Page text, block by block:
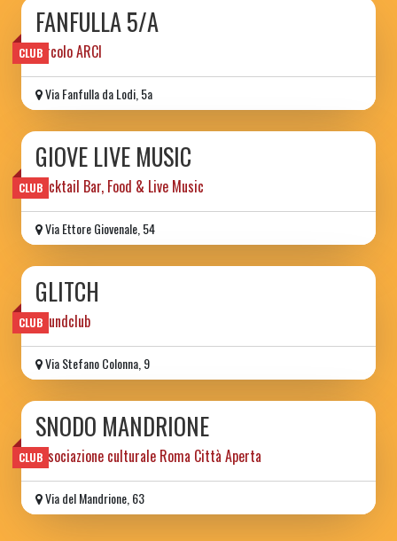
CLUB
FANFULLA 5/A
circolo ARCI
Via Fanfulla da Lodi, 5a
CLUB
GIOVE LIVE MUSIC
Cocktail Bar, Food & Live Music
Via Ettore Giovenale, 54
CLUB
GLITCH
Soundclub
Via Stefano Colonna, 9
CLUB
SNODO MANDRIONE
associazione culturale Roma Città Aperta
Via del Mandrione, 63